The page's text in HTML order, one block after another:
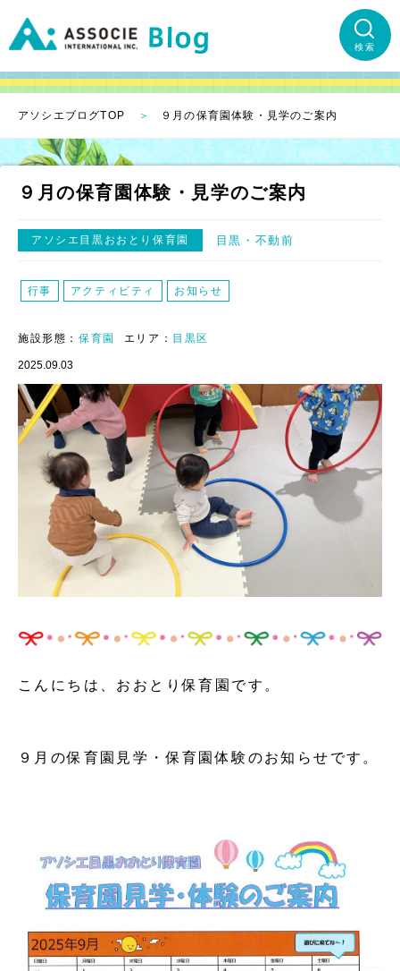
検索
アソシエブログTOP ９月の保育園体験・見学のご案内
９月の保育園体験・見学のご案内
アソシエ目黒おおとり保育園 目黒 不動前
行事 アクティビティ お知らせ
施設形態： 保育園 エリア： 目黒区
2025.09.03
こんにちは、おおとり保育園です。
９月の保育園見学・保育園体験のお知らせです。